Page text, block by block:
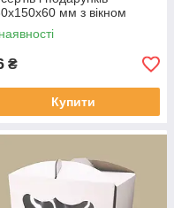
мм з вікном
₴
Купити